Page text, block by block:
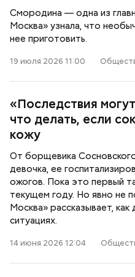
Смородина — одна из
Москва» узнала, что
нее приготовить.
19 июля 2026 11:00
«Последствия
что делать, если
кожу
От борщевика
девочка, ее
ожогов. Пока это первый
текущем году. Но явно не
Москва» рассказывает, как
ситуациях.
14 июня 2026 12:04